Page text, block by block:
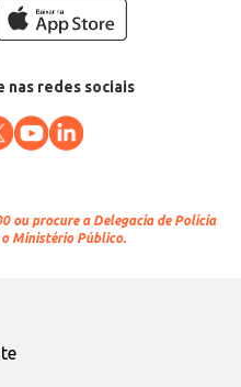
nas redes sociais
ou procure a Delegacia de Polícia
Ministério Público.